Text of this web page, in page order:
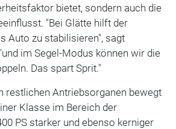
bietet, sondern auch die
"Bei Glätte hilft der
Auto zu stabilisieren", sagt
im Segel-Modus können wir die
Das spart Sprit."
restlichen Antriebsorganen bewegt
Klasse im Bereich der
PS starker und ebenso kerniger